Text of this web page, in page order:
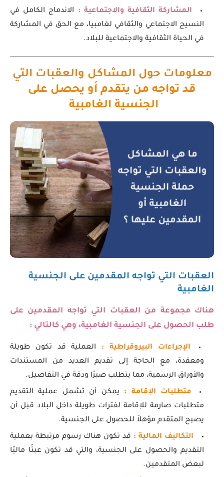
المشاركة الثقافية والاجتماعية :
الاندماج الكامل في
النسيج الاجتماعي والثقافي لغامبيا، مع الحق في المشاركة
في الحياة الثقافية والاجتماعية للبلاد.
معلومات حول المشاكل والعقبات التي
قد تواجه من يتقدم أو يحصل على
الجنسية الغامبية
العقبات التي تواجه المقدمين على الجنسية
الغامبية
هناك مجموعة من العقبات التي تواجه المقدمين على
طلب الحصول على الجنسية الغامبية، وهي كالتالي :
الإجراءات البيروقراطية : العملية قد تكون طويلة
ومعقدة، مع الحاجة إلى تقديم العديد من المستندات
والأوراق الرسمية، مما يتطلب صبرًا ودقة في التفاصيل.
متطلبات الإقامة : يمكن أن تشمل عملية التقديم
متطلبات صارمة للإقامة لفترات طويلة داخل البلاد قبل أن
يصبح المتقدم مؤهلاً للحصول على الجنسية.
التكاليف المالية : قد تكون هناك رسوم مرتبطة بعملية
التقديم والحصول على الجنسية، والتي قد تكون عبئًا ماليًا
لبعض المتقدمين.